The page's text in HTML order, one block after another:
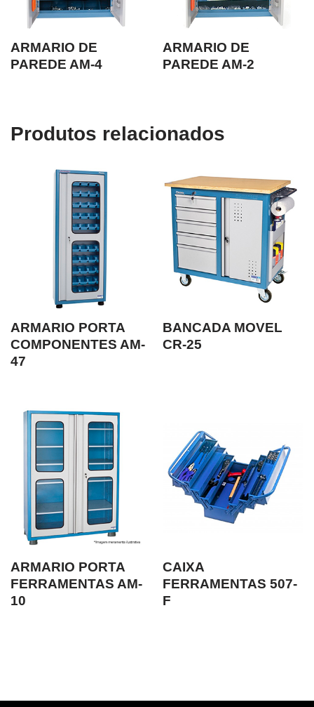
ARMARIO DE
PAREDE AM-4
ARMARIO DE
PAREDE AM-2
Produtos relacionados
ARMARIO PORTA
COMPONENTES AM-
47
BANCADA MOVEL
CR-25
ARMARIO PORTA
FERRAMENTAS AM-
10
CAIXA
FERRAMENTAS 507-
F